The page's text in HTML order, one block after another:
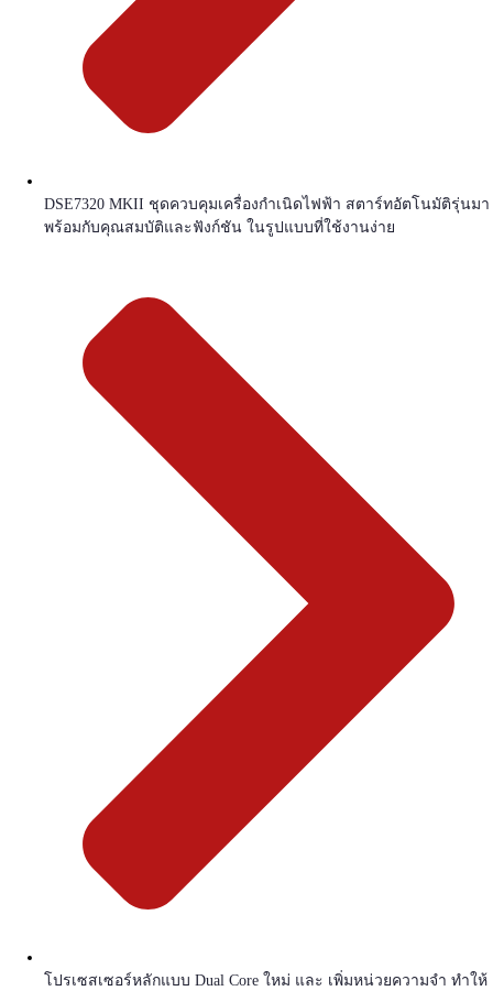
DSE7320 MKII ชุดควบคุมเครื่องกำเนิดไฟฟ้า สตาร์ทอัตโนมัติรุ่นมา
พร้อมกับคุณสมบัติและฟังก์ชัน ในรูปแบบที่ใช้งานง่าย
โปรเซสเซอร์หลักแบบ Dual Core ใหม่ และ เพิ่มหน่วยความจำ ทำให้